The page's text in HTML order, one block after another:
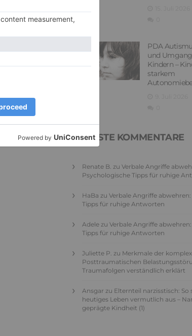
PDA
und
Kindern –
starkem
NEUESTE KOMMENTARE
Renate B. zu Verbale Angriffe
Psychologische Tipps für ruhige
HaBa zu Verbale Angriffe
Tipps für ruhige Antworten
Adele zu Verbale Angriffe
Tipps für ruhige Antworten
Juliette P. zu Merkmale der
Posttraumatischen
Traumafolgen verständlich erklärt
Ansgar zu Elternteil narzisstisch: So
heutiges Leben vermutlich aus –
geprägte Kindheit (1)